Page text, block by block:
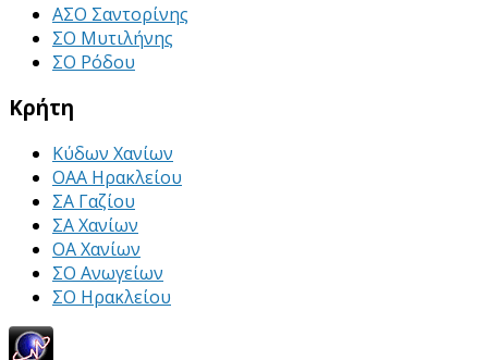
ΑΣΟ Σαντορίνης
ΣΟ Μυτιλήνης
ΣΟ Ρόδου
Κρήτη
Κύδων Χανίων
ΟΑΑ Ηρακλείου
ΣΑ Γαζίου
ΣΑ Χανίων
ΟΑ Χανίων
ΣΟ Ανωγείων
ΣΟ Ηρακλείου